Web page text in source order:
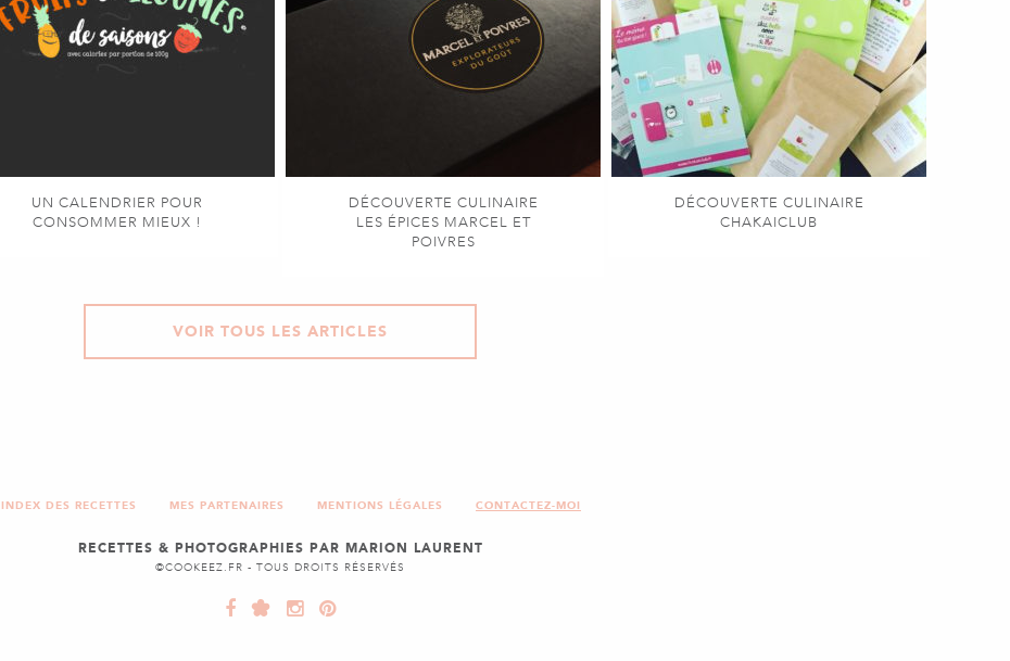
UN CALENDRIER POUR
CONSOMMER MIEUX !
DÉCOUVERTE CULINAIRE
LES ÉPICES MARCEL ET
POIVRES
DÉCOUVERTE CULINAIRE
CHAKAICLUB
VOIR TOUS LES ARTICLES
INDEX DES RECETTES MES PARTENAIRES MENTIONS LÉGALES CONTACTEZ-MOI
RECETTES & PHOTOGRAPHIES PAR MARION LAURENT
©COOKEEZ.FR - TOUS DROITS RÉSERVÉS